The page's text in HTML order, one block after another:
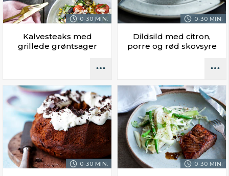
0-30 MIN.
Kalvesteaks med
grillede grøntsager
0-30 MIN.
Dildsild med citron,
porre og rød skovsyre
0-30 MIN. 0-30 MIN.